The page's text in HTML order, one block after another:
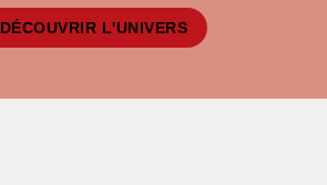
DÉCOUVRIR L'UNIVERS